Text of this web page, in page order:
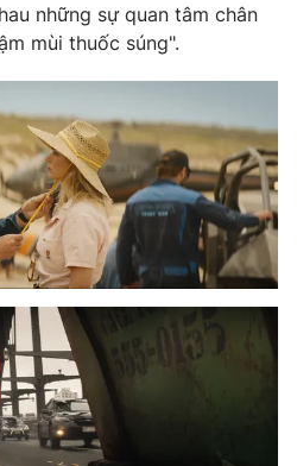
- 024.38 355 932
897 897
thức nếu không có sự chấp
những sự quan tâm chân
mùi thuốc súng".